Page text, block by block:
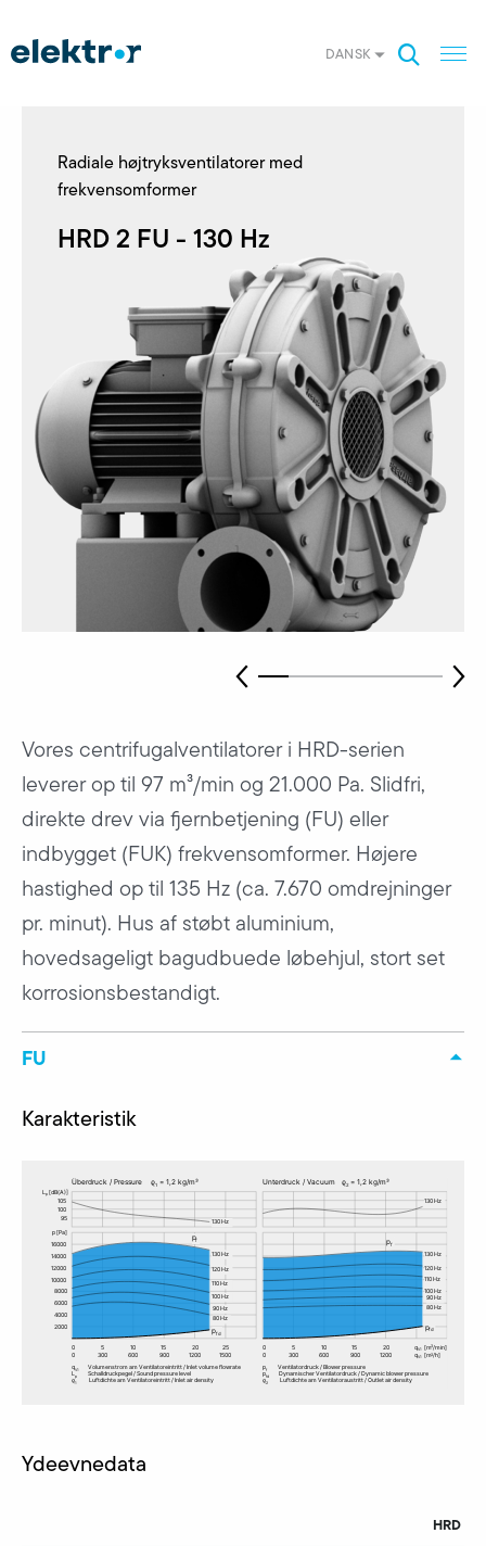
DANSK
Radiale højtryksventilatorer med
frekvensomformer
HRD 2 FU - 130 Hz
Vores centrifugalventilatorer i HRD-serien
leverer op til 97 m³/min og 21.000 Pa. Slidfri,
direkte drev via fjernbetjening (FU) eller
indbygget (FUK) frekvensomformer. Højere
hastighed op til 135 Hz (ca. 7.670 omdrejninger
pr. minut). Hus af støbt aluminium,
hovedsageligt bagudbuede løbehjul, stort set
korrosionsbestandigt.
FU
Karakteristik
Ydeevnedata
HRD 2